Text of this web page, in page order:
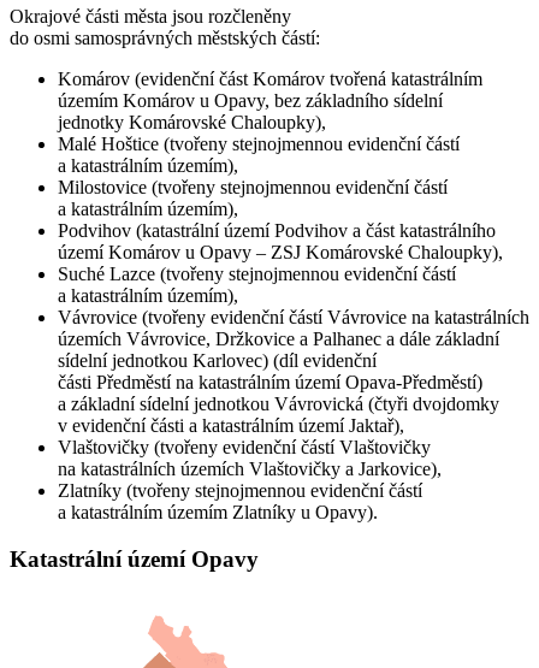
Okrajové části města jsou rozčleněny
do osmi samosprávných městských částí:
Komárov (evidenční část Komárov tvořená katastrálním
územím Komárov u Opavy, bez základního sídelní
jednotky Komárovské Chaloupky),
Malé Hoštice (tvořeny stejnojmennou evidenční částí
a katastrálním územím),
Milostovice (tvořeny stejnojmennou evidenční částí
a katastrálním územím),
Podvihov (katastrální území Podvihov a část katastrálního
území Komárov u Opavy – ZSJ Komárovské Chaloupky),
Suché Lazce (tvořeny stejnojmennou evidenční částí
a katastrálním územím),
Vávrovice (tvořeny evidenční částí Vávrovice na katastrálních
územích Vávrovice, Držkovice a Palhanec a dále základní
sídelní jednotkou Karlovec) (díl evidenční
části Předměstí na katastrálním území Opava-Předměstí)
a základní sídelní jednotkou Vávrovická (čtyři dvojdomky
v evidenční části a katastrálním území Jaktař),
Vlaštovičky (tvořeny evidenční částí Vlaštovičky
na katastrálních územích Vlaštovičky a Jarkovice),
Zlatníky (tvořeny stejnojmennou evidenční částí
a katastrálním územím Zlatníky u Opavy).
Katastrální území Opavy